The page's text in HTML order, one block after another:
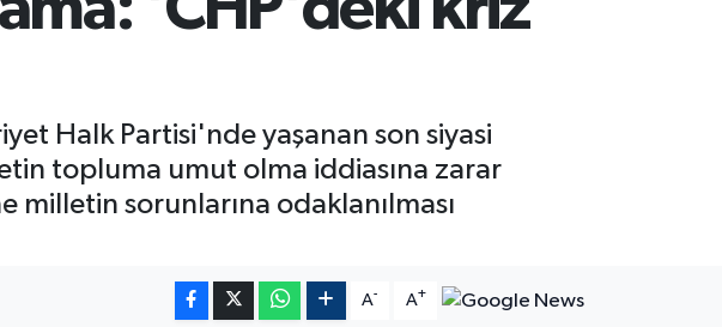
Halk Partisi'nde yaşanan son siyasi
topluma umut olma iddiasına zarar
milletin sorunlarına odaklanılması
A- A+